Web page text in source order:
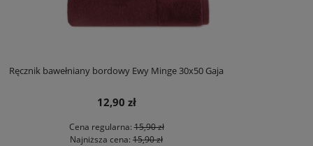
Ręcznik bawełniany bordowy Ewy Minge 30x50 Gaja
12,90 zł
Cena regularna:15,90 zł
Najniższa cena: 15,90 zł